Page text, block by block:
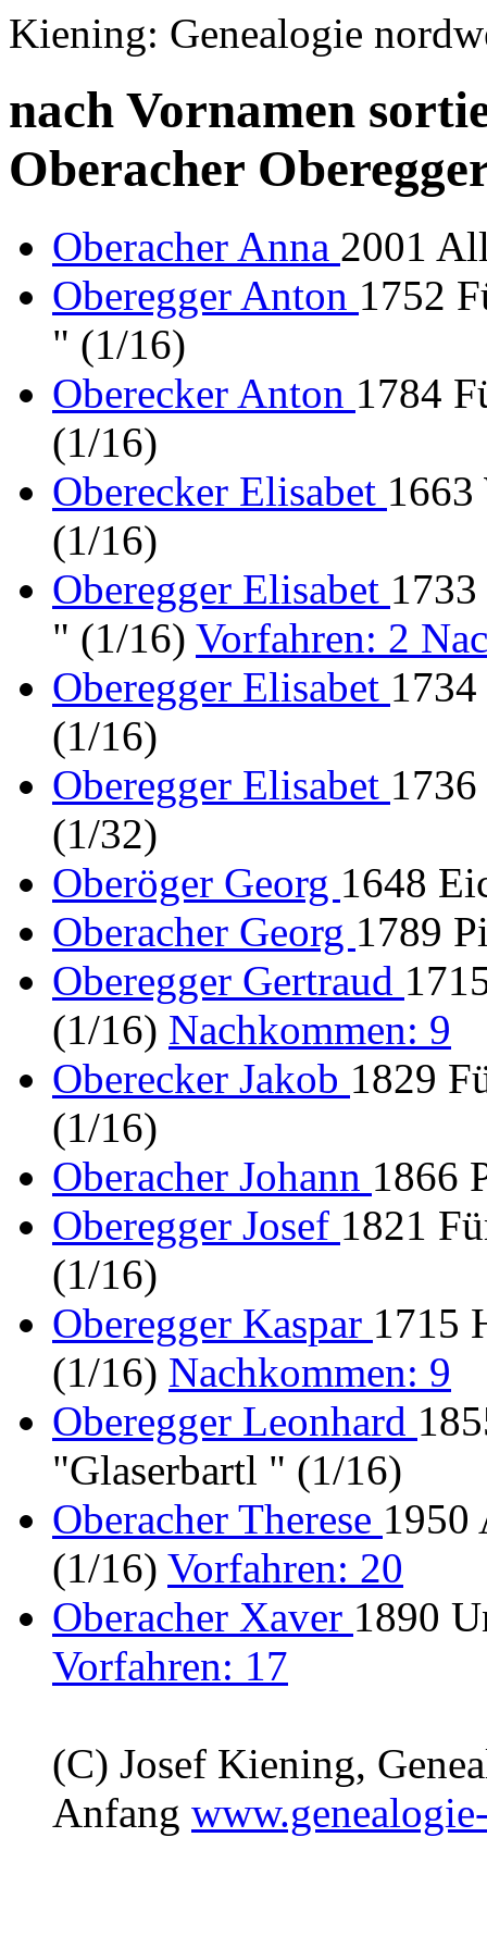
Kiening: Genealogie
nach Vornamen
Oberacher
Oberacher Anna 2001
Oberegger Anton 1752
" (1/16)
Oberecker Anton 1784
(1/16)
Oberecker Elisabet
(1/16)
Oberegger Elisabet
" (1/16) Vorfahren: 2
Oberegger Elisabet
(1/16)
Oberegger Elisabet
(1/32)
Oberöger Georg 1648
Oberacher Georg 1789
Oberegger Gertraud
(1/16) Nachkommen: 9
Oberecker Jakob 1829
(1/16)
Oberacher Johann 1866
Oberegger Josef 1821
(1/16)
Oberegger Kaspar 1715
(1/16) Nachkommen: 9
Oberegger Leonhard
"Glaserbartl " (1/16)
Oberacher Therese 1950
(1/16) Vorfahren: 20
Oberacher Xaver 1890
Vorfahren: 17
(C) Josef Kiening,
Anfang